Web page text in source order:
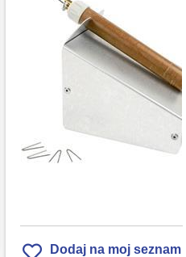
Dodaj na moj seznam